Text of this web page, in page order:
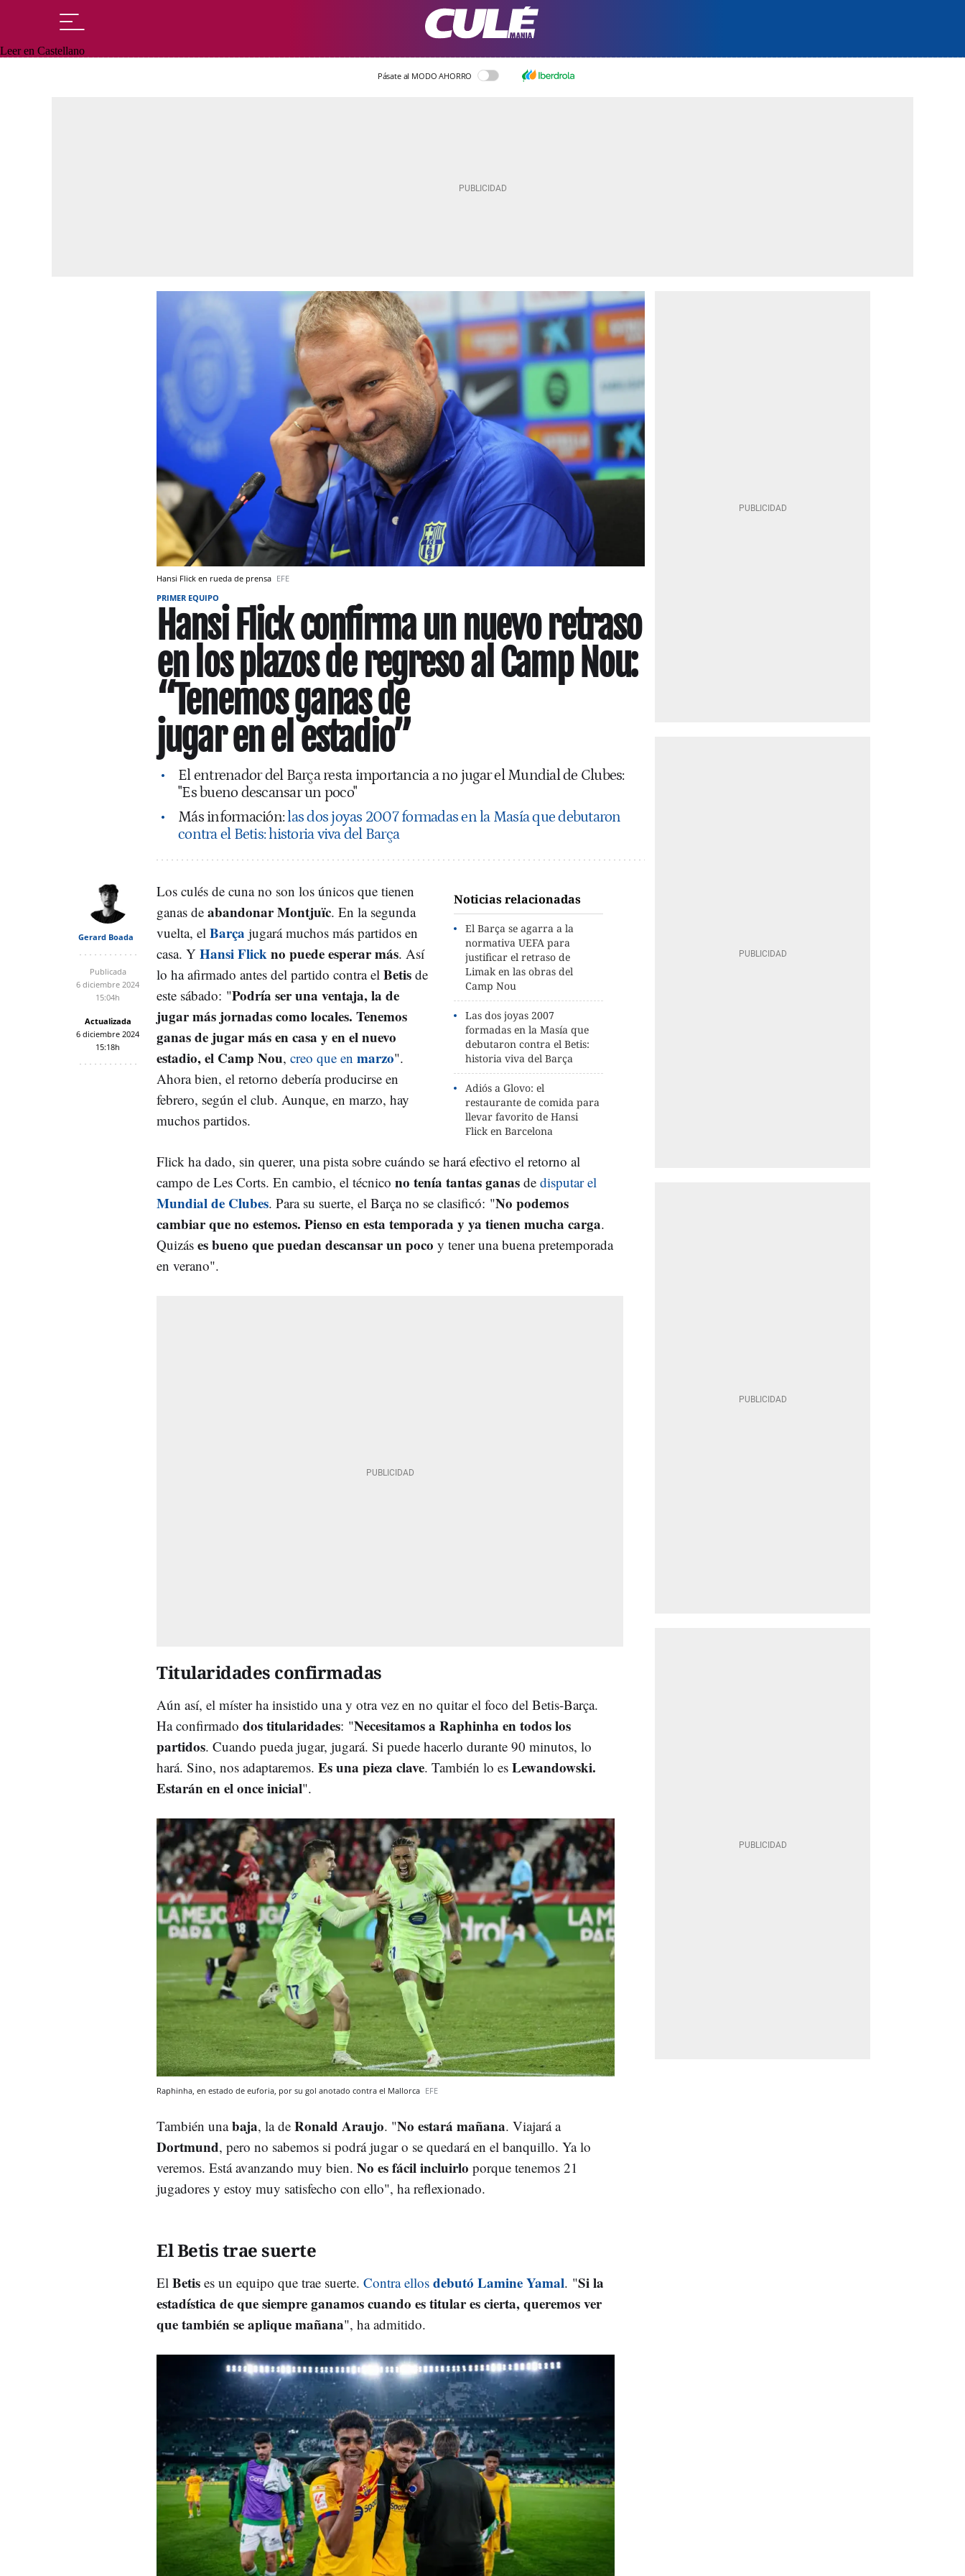
Leer en Castellano
Pásate al MODO AHORRO
Hansi Flick en rueda de prensa EFE
PRIMER EQUIPO
Hansi Flick confirma un nuevo retraso
en los plazos de regreso al Camp Nou:
“Tenemos ganas de
jugar en el estadio”
El entrenador del Barça resta importancia a no jugar el Mundial de Clubes:
"Es bueno descansar un poco"
Más información:las dos joyas 2007 formadas en la Masía que debutaron
contra el Betis: historia viva del Barça
Gerard Boada
Publicada
6 diciembre 2024
15:04h
Actualizada
6 diciembre 2024
15:18h
Noticias relacionadas
El Barça se agarra a la
normativa UEFA para
justificar el retraso de
Limak en las obras del
Camp Nou
Las dos joyas 2007
formadas en la Masía que
debutaron contra el Betis:
historia viva del Barça
Adiós a Glovo: el
restaurante de comida para
llevar favorito de Hansi
Flick en Barcelona
Los culés de cuna no son los únicos que tienen
ganas de abandonar Montjuïc. En la segunda
vuelta, el Barça jugará muchos más partidos en
casa. Y Hansi Flickno puede esperar más. Así
lo ha afirmado antes del partido contra el Betis de
este sábado: "Podría ser una ventaja, la de
jugar más jornadas como locales. Tenemos
ganas de jugar más en casa y en el nuevo
estadio, el Camp Nou, creo que en marzo".
Ahora bien, el retorno debería producirse en
febrero, según el club. Aunque, en marzo, hay
muchos partidos.
Flick ha dado, sin querer, una pista sobre cuándo se hará efectivo el retorno al
campo de Les Corts. En cambio, el técnico no tenía tantas ganas de disputar el
Mundial de Clubes. Para su suerte, el Barça no se clasificó: "No podemos
cambiar que no estemos. Pienso en esta temporada y ya tienen mucha carga.
Quizás es bueno que puedan descansar un poco y tener una buena pretemporada
en verano".
Titularidades confirmadas
Aún así, el míster ha insistido una y otra vez en no quitar el foco del Betis-Barça.
Ha confirmado dos titularidades: "Necesitamos a Raphinha en todos los
partidos. Cuando pueda jugar, jugará. Si puede hacerlo durante 90 minutos, lo
hará. Sino, nos adaptaremos. Es una pieza clave. También lo es Lewandowski.
Estarán en el once inicial".
Raphinha, en estado de euforia, por su gol anotado contra el Mallorca EFE
También unabaja, la de Ronald Araujo. "No estará mañana. Viajará a
Dortmund, pero no sabemos si podrá jugar o se quedará en el banquillo. Ya lo
veremos. Está avanzando muy bien. No es fácil incluirlo porque tenemos 21
jugadores y estoy muy satisfecho con ello", ha reflexionado.
El Betis trae suerte
El Betis es un equipo que trae suerte. Contra ellos debutó Lamine Yamal. "Si la
estadística de que siempre ganamos cuando es titular es cierta, queremos ver
que también se aplique mañana", ha admitido.